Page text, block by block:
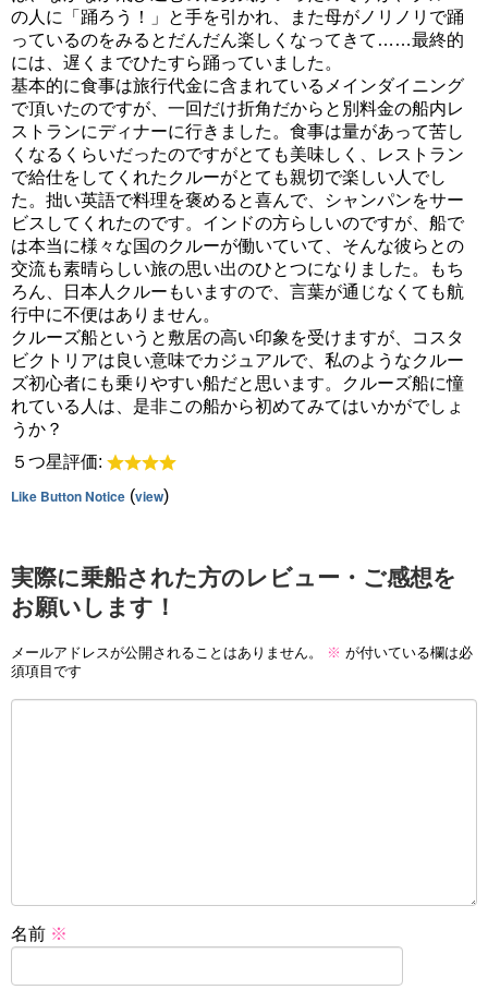
の人に「踊ろう！」と手を引かれ、また母がノリノリで踊
っているのをみるとだんだん楽しくなってきて……最終的
には、遅くまでひたすら踊っていました。
基本的に食事は旅行代金に含まれているメインダイニング
で頂いたのですが、一回だけ折角だからと別料金の船内レ
ストランにディナーに行きました。食事は量があって苦し
くなるくらいだったのですがとても美味しく、レストラン
で給仕をしてくれたクルーがとても親切で楽しい人でし
た。拙い英語で料理を褒めると喜んで、シャンパンをサー
ビスしてくれたのです。インドの方らしいのですが、船で
は本当に様々な国のクルーが働いていて、そんな彼らとの
交流も素晴らしい旅の思い出のひとつになりました。もち
ろん、日本人クルーもいますので、言葉が通じなくても航
行中に不便はありません。
クルーズ船というと敷居の高い印象を受けますが、コスタ
ビクトリアは良い意味でカジュアルで、私のようなクルー
ズ初心者にも乗りやすい船だと思います。クルーズ船に憧
れている人は、是非この船から初めてみてはいかがでしょ
うか？
５つ星評価:
Like Button Notice (view)
実際に乗船された方のレビュー・ご感想を
お願いします！
メールアドレスが公開されることはありません。 ※ が付いている欄は必
須項目です
名前 ※